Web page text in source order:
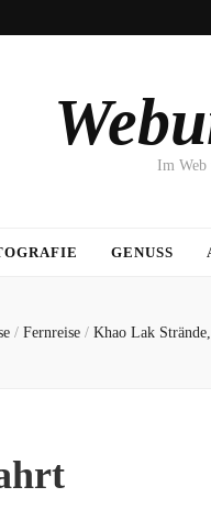
Im Web
GENUSS
/ Fernreise / Khao Lak